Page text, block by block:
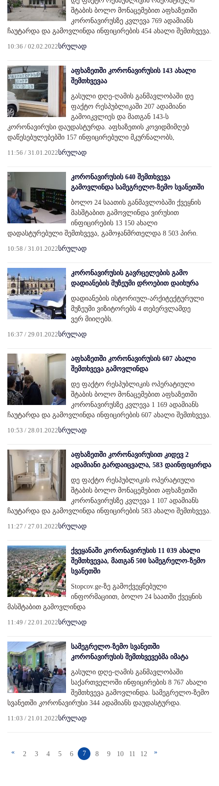
შტაბის ბოლო მონაცემებით აფხაზეთში
კორონავირუსზე კვლევა 769 ადამიანს
ჩაუტარდა და გამოვლინდა ინფიცირების 454 ახალი შემთხვევა.
10:36 / 02.02.2022სრულად
აფხაზეთში კორონავირუსის 143 ახალი
შემთხვევაა
გასული დღე-ღამის განმავლობაში დე
ფაქტო რესპუბლიკაში 207 ადამიანი
გამოიკვლიეს და მათგან 143-ს
კორონავირუსი დაუდასტურდა. აფხაზეთის კოვიდმიმღებ
დაწესებულებებში 157 ინფიცირებული მკურნალობს,
11:56 / 31.01.2022სრულად
კორონავირუსის 640 შემთხვევა
გამოვლინდა სამეგრელო-ზემო სვანეთში
ბოლო 24 საათის განმავლობაში ქვეყნის
მასშტაბით გამოვლინდა ვირუსით
ინფიცირების 13 150 ახალი
დადასტურებული შემთხვევა, გამოჯანმრთელდა 8 503 პირი.
10:58 / 31.01.2022სრულად
კორონავირუსის გავრცელების გამო
დადიანების მუზეუმი დროებით დაიხურა
დადიანების ისტორიულ-არქიტექტურული
მუზეუმი ვიზიტორებს 4 თებერვლამდე
ვერ მიიღებს.
16:37 / 29.01.2022სრულად
აფხაზეთში კორონავირუსის 607 ახალი
შემთხვევა გამოვლინდა
დე ფაქტო რესპუბლიკის ოპერატიული
შტაბის ბოლო მონაცემებით აფხაზეთში
კორონავირუსზე კვლევა 1 169 ადამიანს
ჩაუტარდა და გამოვლინდა ინფიცირების 607 ახალი შემთხვევა.
10:53 / 28.01.2022სრულად
აფხაზეთში კორონავირუსით კიდევ 2
ადამიანი გარდაიცვალა, 583 დაინფიცირდა
დე ფაქტო რესპუბლიკის ოპერატიული
შტაბის ბოლო მონაცემებით აფხაზეთში
კორონავირუსზე კვლევა 1 107 ადამიანს
ჩაუტარდა და გამოვლინდა ინფიცირების 583 ახალი შემთხვევა.
11:27 / 27.01.2022სრულად
ქვეყანაში კორონავირუსის 11 039 ახალი
შემთხვევაა, მათგან 500 სამეგრელო-ზემო
სვანეთში
Stopcov.ge-ზე გამოქვეყნებული
ინფორმაციით, ბოლო 24 საათში ქვეყნის
მასშტაბით გამოვლინდა
11:49 / 22.01.2022სრულად
სამეგრელო-ზემო სვანეთში​
კორონავირუსის შემთხვევებმა იმატა
გასული დღე-ღამის განმავლობაში
საქართველოში ინფიცირების 8 767 ახალი
შემთხვევა გამოვლინდა. სამეგრელო-ზემო
სვანეთში კორონავირუსი 344 ადამიანს დაუდასტურდა.
11:03 / 21.01.2022სრულად
« 2 3 4 5 6 7 8 9 10 11 12 »